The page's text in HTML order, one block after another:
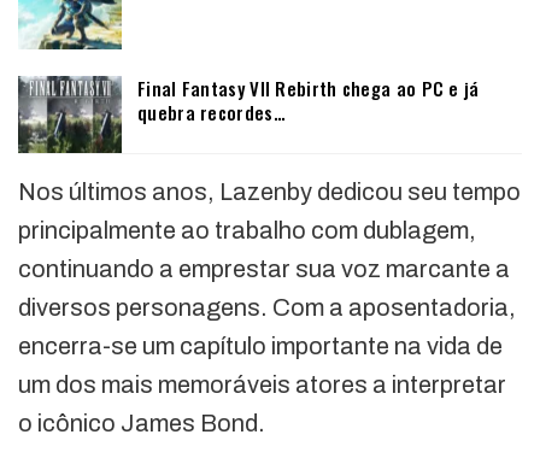
Final Fantasy VII Rebirth chega ao PC e já
quebra recordes…
Nos últimos anos, Lazenby dedicou seu tempo
principalmente ao trabalho com dublagem,
continuando a emprestar sua voz marcante a
diversos personagens. Com a aposentadoria,
encerra-se um capítulo importante na vida de
um dos mais memoráveis atores a interpretar
o icônico James Bond.